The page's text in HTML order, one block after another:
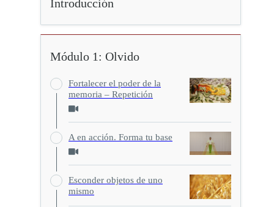
Introducción
Módulo 1: Olvido
Fortalecer el poder de la
memoria – Repetición
A en acción. Forma tu base
Esconder objetos de uno
mismo